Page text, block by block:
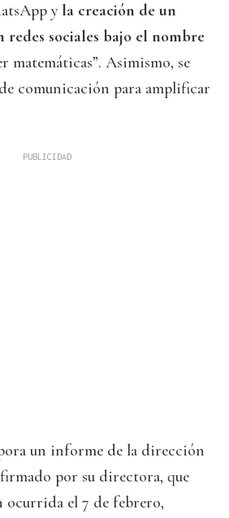
yla creación de un
sociales bajo el nombre
matemáticas”. Asimismo, se
comunicación para amplificar
un informe de la dirección
por su directora, que
ocurrida el 7 de febrero,